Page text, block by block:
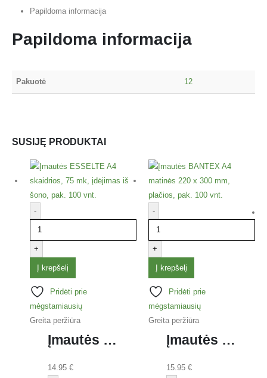
Papildoma informacija
Papildoma informacija
Pakuotė 12
SUSIJĘ PRODUKTAI
-
+
Į krepšelį
Pridėti prie
mėgstamiausių
Greita peržiūra
Įmautės ESSELTE A4 skaidrios, 75 mk, įdėjimas iš šono, pak. 100 vnt.
14.95 €
-
+
Į krepšelį
Pridėti prie
mėgstamiausių
Greita peržiūra
Įmautės BANTEX A4 matinės 220 x 300 mm, plačios, pak. 100 vnt.
15.95 €